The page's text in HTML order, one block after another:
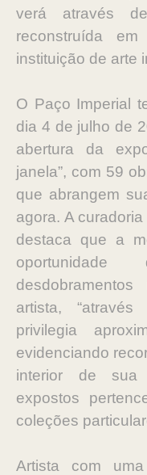
verá através
reconstruída
instituição de arte
O Paço Imperial
dia 4 de julho de
abertura da
janela”, com 59
que abrangem
agora. A
destaca que a
artista,
privilegia
evidenciando
interior de sua
expostos
coleções
Artista com